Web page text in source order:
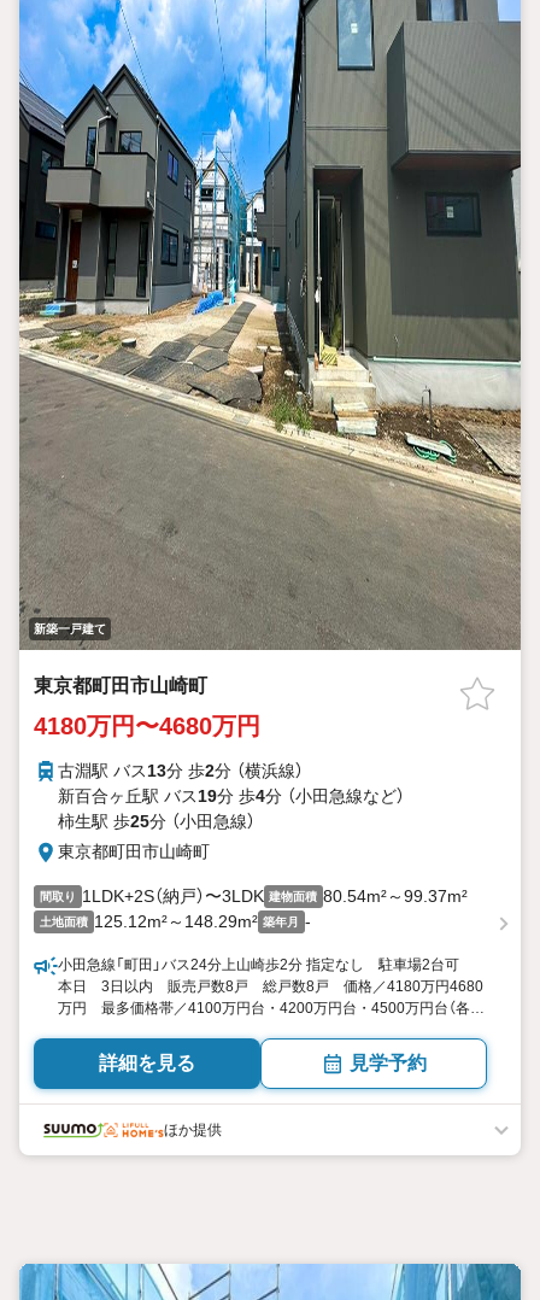
新築一戸建て
東京都町田市山崎町
4180万円〜4680万円
古淵駅 バス13分 歩2分 （横浜線）
新百合ヶ丘駅 バス19分 歩4分 （小田急線など）
柿生駅 歩25分 （小田急線）
東京都町田市山崎町
間取り 1LDK+2S（納戸）〜3LDK 建物面積 80.54m²～99.37m²
土地面積 125.12m²～148.29m² 築年月 -
小田急線「町田」バス24分上山崎歩2分 指定なし 駐車場2台可
本日 3日以内 販売戸数8戸 総戸数8戸 価格／4180万円4680
万円 最多価格帯／4100万円台・4200万円台・4500万円台（各2
99.37平米 向き／▼未選択 by SUUMO
詳細を見る 見学予約
ほか提供